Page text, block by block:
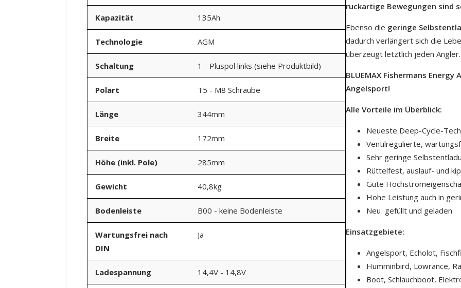
Kapazität 135Ah
Technologie AGM
Schaltung 1 - Pluspol links (siehe Produktbild)
Polart T5 - M8 Schraube
Länge 344mm
Breite 172mm
Höhe (inkl. Pole) 285mm
Gewicht 40,8kg
Bodenleiste B00 - keine Bodenleiste
Wartungsfrei nach
DIN
Ja
Ladespannung 14,4V - 14,8V
ruckartige Bewegungen sind
Ebenso die geringe
dadurch verlängert sich die
überzeugt letztlich jeden Angler.
BLUEMAX Fishermans
Angelsport!
Alle Vorteile im Überblick:
Neueste Deep-Cycle-
Ventilregulierte,
Sehr geringe
Rüttelfest, auslauf- und
Gute
Hohe Leistung auch in
Neu  gefüllt und geladen
Einsatzgebiete:
Angelsport, Echolot,
Humminbird, Lowrance,
Boot, Schlauchboot,